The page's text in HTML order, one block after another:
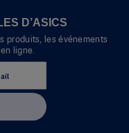
D’ASICS
produits, les événements
ligne.